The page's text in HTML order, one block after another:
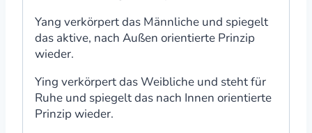
Yang verkörpert das Männliche und spiegelt
das aktive, nach Außen orientierte Prinzip
wieder.
Ying verkörpert das Weibliche und steht für
Ruhe und spiegelt das nach Innen orientierte
Prinzip wieder.